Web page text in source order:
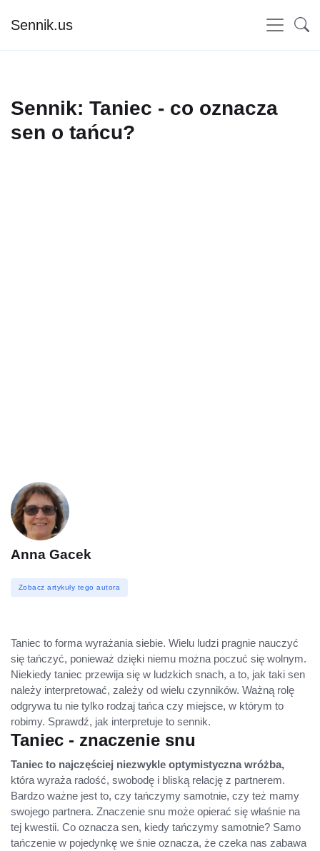
Sennik.us
Sennik: Taniec - co oznacza
sen o tańcu?
Anna Gacek
Zobacz artykuły tego autora
Taniec to forma wyrażania siebie. Wielu ludzi pragnie nauczyć
się tańczyć, ponieważ dzięki niemu można poczuć się wolnym.
Niekiedy taniec przewija się w ludzkich snach, a to, jak taki sen
należy interpretować, zależy od wielu czynników. Ważną rolę
odgrywa tu nie tylko rodzaj tańca czy miejsce, w którym to
robimy. Sprawdź, jak interpretuje to sennik.
Taniec - znaczenie snu
Taniec to najczęściej niezwykle optymistyczna wróżba,
która wyraża radość, swobodę i bliską relację z partnerem.
Bardzo ważne jest to, czy tańczymy samotnie, czy też mamy
swojego partnera. Znaczenie snu może opierać się właśnie na
tej kwestii. Co oznacza sen, kiedy tańczymy samotnie? Samo
tańczenie w pojedynkę we śnie oznacza, że czeka nas zabawa